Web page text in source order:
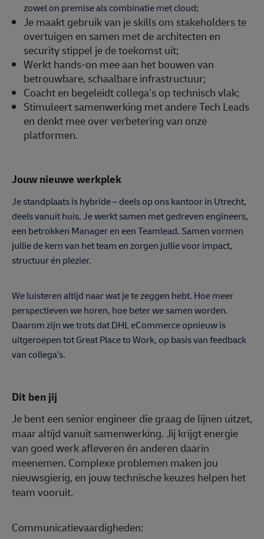
zowel on premise als combinatie met cloud;
Je maakt gebruik van je skills om stakeholders te
overtuigen en samen met de architecten en
security stippel je de toekomst uit;
Werkt hands-on mee aan het bouwen van
betrouwbare, schaalbare infrastructuur;
Coacht en begeleidt collega’s op technisch vlak;
Stimuleert samenwerking met andere Tech Leads
en denkt mee over verbetering van onze
platformen.
Jouw nieuwe werkplek
Je standplaats is hybride – deels op ons kantoor in Utrecht,
deels vanuit huis. Je werkt samen met gedreven engineers,
een betrokken Manager en een Teamlead. Samen vormen
jullie de kern van het team en zorgen jullie voor impact,
structuur én plezier.
We luisteren altijd naar wat je te zeggen hebt. Hoe meer
perspectieven we horen, hoe beter we samen worden.
Daarom zijn we trots dat DHL eCommerce opnieuw is
uitgeroepen tot Great Place to Work, op basis van feedback
van collega’s.
Dit ben jij
Je bent een senior engineer die graag de lijnen uitzet,
maar altijd vanuit samenwerking. Jij krijgt energie
van goed werk afleveren én anderen daarin
meenemen. Complexe problemen maken jou
nieuwsgierig, en jouw technische keuzes helpen het
team vooruit.
Communicatievaardigheden: